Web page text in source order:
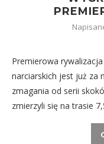
Premierowa
narciarskich jest już za
zmagania od serii
zmierzyli się na trasie